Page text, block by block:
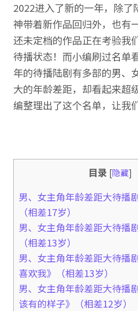
2022进入了新的一年，除了
神带着新作品回归外，也有
还未定档的作品正在考验我
待播状态！而小编刷过名单
年的待播陆剧有多部的男、
大的年龄差距，却看起来超
编整理出了这个名单，让我
目录 [隐藏]
男、女主角年龄差距大待播
（相差17岁）
男、女主角年龄差距大待播
（相差13岁）
男、女主角年龄差距大待播
喜欢我》（相差13岁）
男、女主角年龄差距大待播
该有的样子》（相差12岁）